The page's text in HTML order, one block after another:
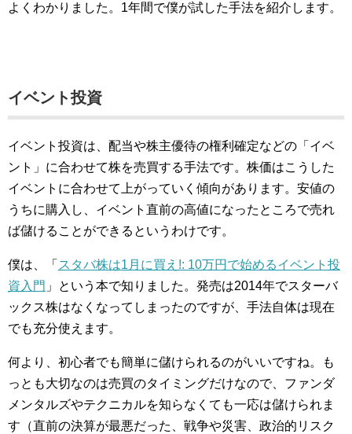
よくわかりました。1年間で僕が試した手法を紹介します。
イベント投資
イベント投資は、配当や株主優待の権利確定などの「イベ
ント」に合わせて株を売買する手法です。株価はこうした
イベントに合わせて上がっていく傾向があります。安値の
うちに購入し、イベント直前の高値になったところで売れ
ば儲けることができるというわけです。
僕は、「 スタバ株は1月に買え!: 10万円で始めるイベント投
資入門 」という本で知りました。発売は2014年でスターバ
ックス株はなくなってしまったのですが、手法自体は現在
でも充分使えます。
何より、初心者でも簡単に儲けられるのがいいですね。も
っとも大切なのは売買のタイミングだけなので、ファンダ
メンタルズやテクニカルを知らなくても一応は儲けられま
す（直前の決算が最悪だった、戦争や災害、政治的リスク